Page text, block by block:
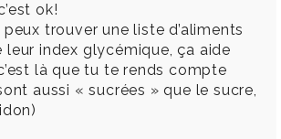
ok!
trouver une liste d’aliments
index glycémique, ça aide
là que tu te rends compte
aussi « sucrées » que le sucre,